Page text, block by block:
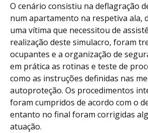
O cenário consistiu na deflagração
num apartamento na respetiva ala,
uma vítima que necessitou de
realização deste simulacro, foram
ocupantes e a organização de
em prática as rotinas e teste de
como as instruções definidas nas
autoproteção. Os procedimentos
foram cumpridos de acordo com o
entanto no final foram corrigidas
atuação.